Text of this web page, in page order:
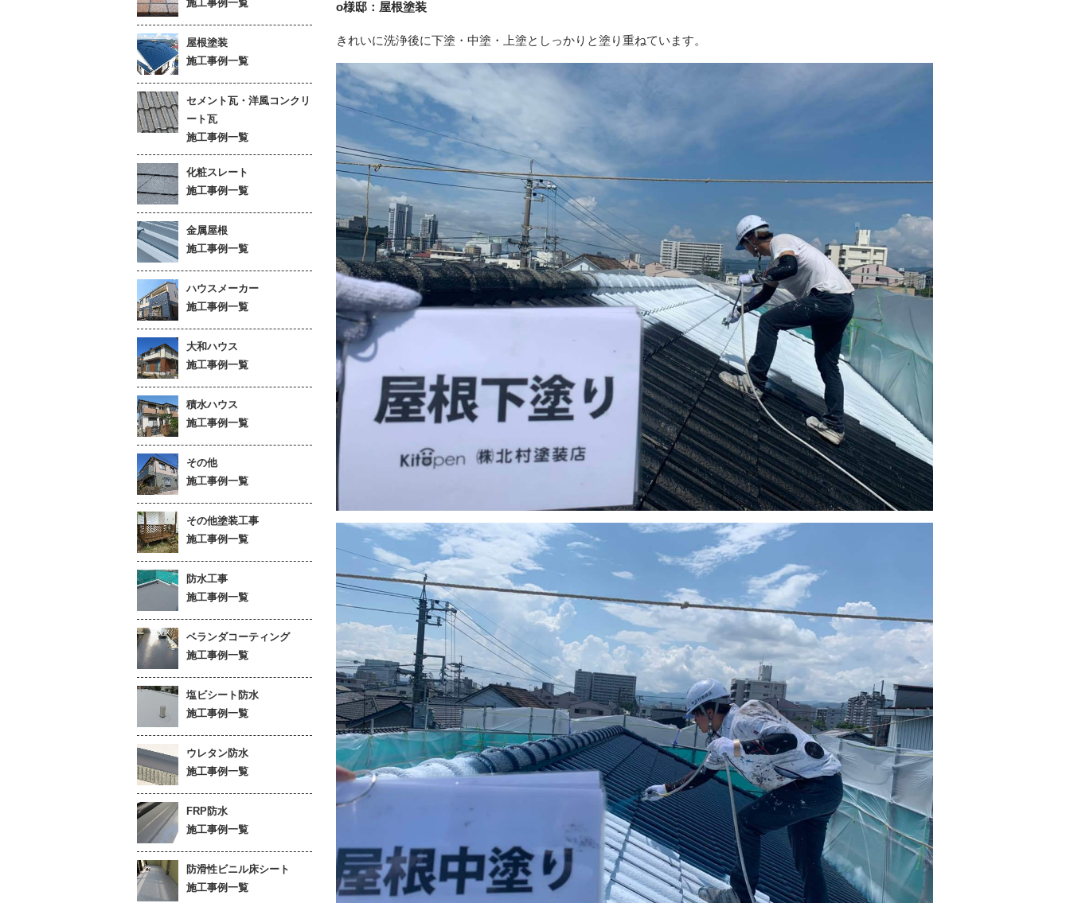
o様邸：屋根塗装
きれいに洗浄後に下塗・中塗・上塗としっかりと塗り重ねています。
施工事例一覧
屋根塗装
施工事例一覧
セメント瓦・洋風コンクリ
ート瓦
施工事例一覧
化粧スレート
施工事例一覧
金属屋根
施工事例一覧
ハウスメーカー
施工事例一覧
大和ハウス
施工事例一覧
積水ハウス
施工事例一覧
その他
施工事例一覧
その他塗装工事
施工事例一覧
防水工事
施工事例一覧
ベランダコーティング
施工事例一覧
塩ビシート防水
施工事例一覧
ウレタン防水
施工事例一覧
FRP防水
施工事例一覧
防滑性ビニル床シート
施工事例一覧